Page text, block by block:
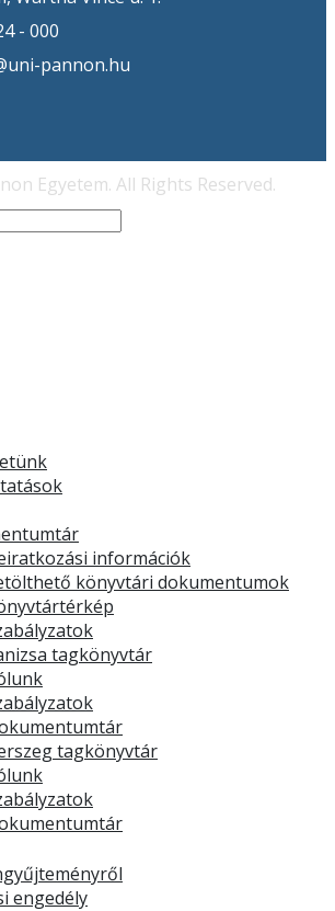
- 000
pannon.hu
Egyetem. All Rights Reserved.
információk
könyvtári dokumentumok
tagkönyvtár
tagkönyvtár
engedély